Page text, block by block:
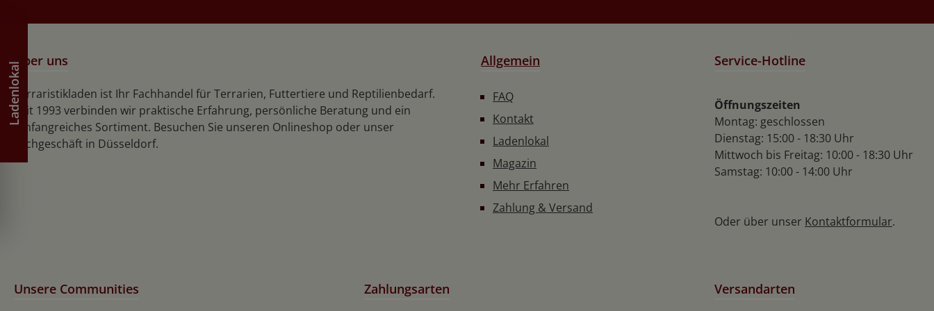
Über uns
Terraristikladen ist Ihr Fachhandel für Terrarien, Futtertiere und Reptilienbedarf.
Seit 1993 verbinden wir praktische Erfahrung, persönliche Beratung und ein
umfangreiches Sortiment. Besuchen Sie unseren Onlineshop oder unser
Fachgeschäft in Düsseldorf.
Allgemein
FAQ
Kontakt
Ladenlokal
Magazin
Mehr Erfahren
Zahlung & Versand
Service-Hotline
Öffnungszeiten
Montag: geschlossen
Dienstag: 15:00 - 18:30 Uhr
Mittwoch bis Freitag: 10:00 - 18:30 Uhr
Samstag: 10:00 - 14:00 Uhr
Oder über unser Kontaktformular.
Unsere Communities Zahlungsarten Versandarten
Ladenlokal